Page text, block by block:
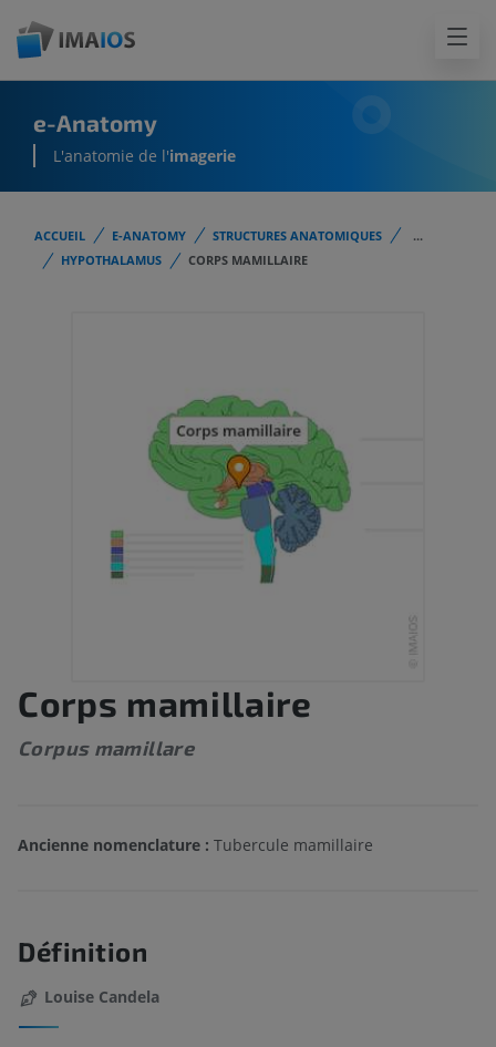
e-Anatomy
L'anatomie de l'imagerie
ACCUEIL E-ANATOMY STRUCTURES ANATOMIQUES
...
HYPOTHALAMUS
CORPS MAMILLAIRE
Corps mamillaire
Corpus mamillare
Ancienne nomenclature : Tubercule mamillaire
Définition
Louise Candela